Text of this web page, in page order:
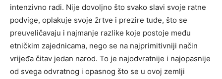
intenzivno radi. Nije dovoljno što svako slavi svoje ratne
podvige, oplakuje svoje žrtve i prezire tuđe, što se
preuveličavaju i najmanje razlike koje postoje među
etničkim zajednicama, nego se na najprimitivniji način
vrijeđa čitav jedan narod. To je najodvratnije i najopasnije
od svega odvratnog i opasnog što se u ovoj zemlji